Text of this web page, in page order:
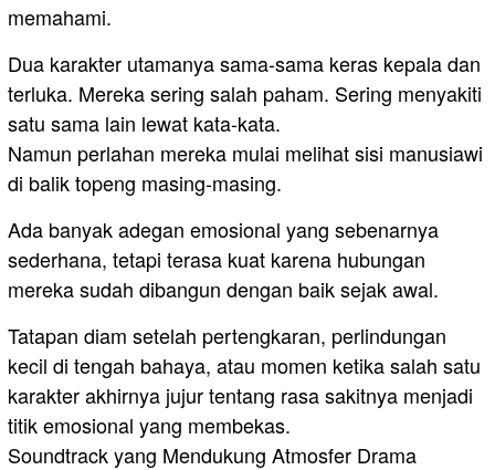
memahami.
Dua karakter utamanya sama-sama keras kepala dan
terluka. Mereka sering salah paham. Sering menyakiti
satu sama lain lewat kata-kata.
Namun perlahan mereka mulai melihat sisi manusiawi
di balik topeng masing-masing.
Ada banyak adegan emosional yang sebenarnya
sederhana, tetapi terasa kuat karena hubungan
mereka sudah dibangun dengan baik sejak awal.
Tatapan diam setelah pertengkaran, perlindungan
kecil di tengah bahaya, atau momen ketika salah satu
karakter akhirnya jujur tentang rasa sakitnya menjadi
titik emosional yang membekas.
Soundtrack yang Mendukung Atmosfer Drama